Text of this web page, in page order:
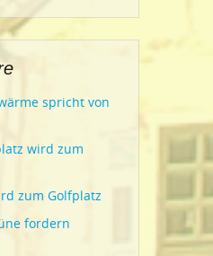
spricht von
wird zum
zum Golfplatz
fordern